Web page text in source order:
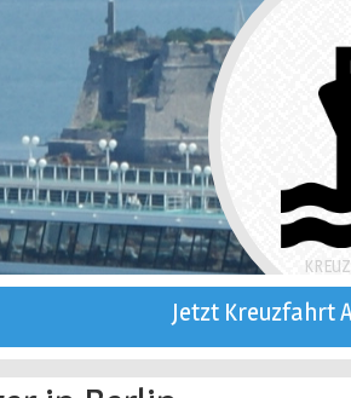
Jetzt Kreuzfahrt